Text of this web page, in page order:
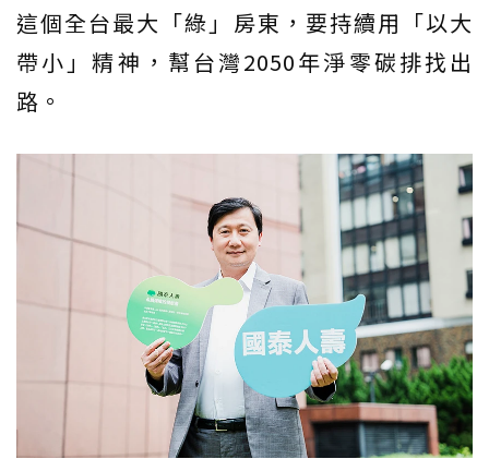
這個全台最大「綠」房東，要持續用「以大
帶小」精神，幫台灣2050年淨零碳排找出
路。